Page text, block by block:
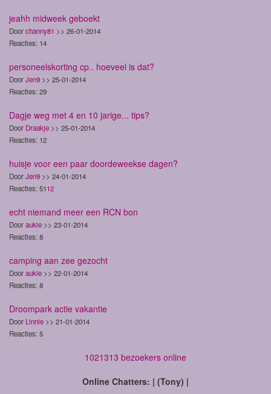
jeahh midweek geboekt
Doorchanny81 >> 26-01-2014
Reacties: 14
personeelskorting cp.. hoeveel is dat?
DoorJen9 >> 25-01-2014
Reacties: 29
Dagje weg met 4 en 10 jarige... tips?
Door Draakje >> 25-01-2014
Reacties: 12
huisje voor een paar doordeweekse dagen?
DoorJen9 >> 24-01-2014
Reacties: 5112
echt niemand meer een RCN bon
Dooraukie >> 23-01-2014
Reacties: 8
camping aan zee gezocht
Dooraukie >> 22-01-2014
Reacties: 8
Droompark actie vakantie
Door Linnie >> 21-01-2014
Reacties: 5
1021313 bezoekers online
Online Chatters: | (Tony) |